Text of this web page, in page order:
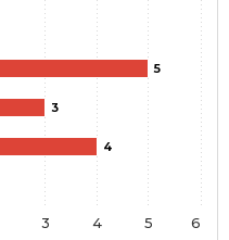
5
3
4
3 4 5 6